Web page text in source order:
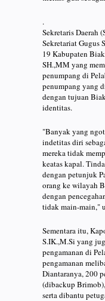
.
Sekretaris Daerah
Sekretariat Gugus
19 Kabupaten
SH.,MM yang
penumpang di
penumpang yang
dengan tujuan
identitas.
"Banyak yang
indetitas diri
mereka tidak
keatas kapal.
dengan petunjuk
orang ke wilayah
dengan
tidak main-main,"
Sementara itu,
S.IK.,M.Si yang
pengamanan di
pengamanan
Diantaranya, 200
(dibackup
serta dibantu